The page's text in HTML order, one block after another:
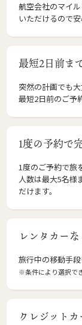
航空会社のマイ
いただけるので安
最短2日前ま
突然の計画でも大
最短2日前のご予
1度の予約で
1度のご予約で旅
人数は最大5名様
だけます。
レンタカー
旅行中の移動手段
※条件により選択で
クレジット